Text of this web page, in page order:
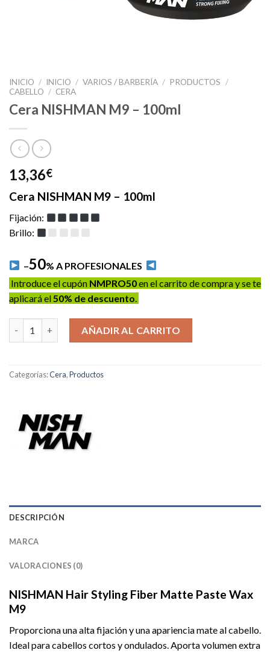
INICIO / INICIO / VARIOS / BARBERÍA / PRODUCTOS
/
CABELLO / CERA
Cera NISHMAN M9 – 100ml
13,36€
Cera NISHMAN M9 – 100ml
Fijación:
Brillo:
–50% A PROFESIONALES
Introduce el cupón NMPRO50en el carrito de compra y se te
aplicará el50% de descuento.
Cera NISHMAN M9 - 100ml cantidad
AÑADIR AL CARRITO
Categorías:Cera,Productos
DESCRIPCIÓN
MARCA
VALORACIONES (0)
NISHMAN Hair Styling Fiber Matte Paste Wax
M9
Proporciona una alta fijación y una apariencia mate al cabello.
Ideal para cabellos cortos y ondulados. Aporta volumen extra